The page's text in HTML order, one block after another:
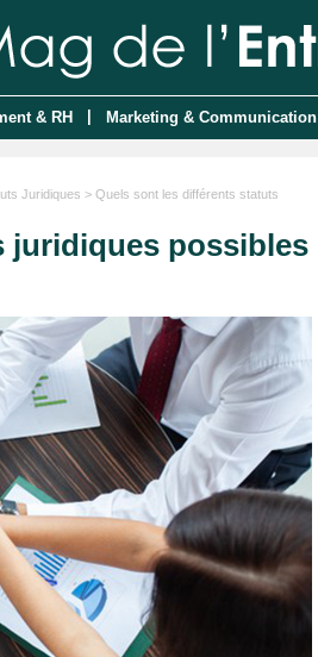
& RH Marketing & Communication
Juridiques > Quels sont les différents statuts
juridiques possibles